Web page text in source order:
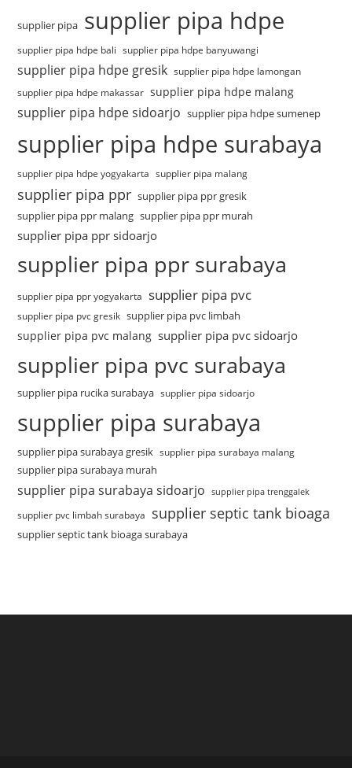
supplier pipa supplier pipa hdpe
supplier pipa hdpe bali supplier pipa hdpe banyuwangi
supplier pipa hdpe gresik supplier pipa hdpe lamongan
supplier pipa hdpe makassar supplier pipa hdpe malang
supplier pipa hdpe sidoarjo supplier pipa hdpe sumenep
supplier pipa hdpe surabaya
supplier pipa hdpe yogyakarta supplier pipa malang
supplier pipa ppr supplier pipa ppr gresik
supplier pipa ppr malang supplier pipa ppr murah
supplier pipa ppr sidoarjo
supplier pipa ppr surabaya
supplier pipa ppr yogyakarta supplier pipa pvc
supplier pipa pvc gresik supplier pipa pvc limbah
supplier pipa pvc malang supplier pipa pvc sidoarjo
supplier pipa pvc surabaya
supplier pipa rucika surabaya supplier pipa sidoarjo
supplier pipa surabaya
supplier pipa surabaya gresik supplier pipa surabaya malang
supplier pipa surabaya murah
supplier pipa surabaya sidoarjo supplier pipa trenggalek
supplier pvc limbah surabaya supplier septic tank bioaga
supplier septic tank bioaga surabaya